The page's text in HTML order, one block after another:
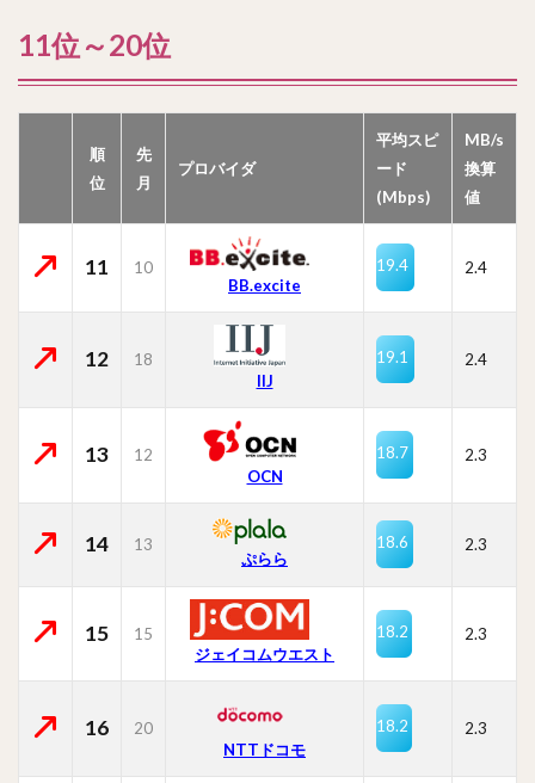
11位～20位
順
位
先
月
プロバイダ
平均スピ
ード
(Mbps)
MB/s
換算
値
11
10
BB.excite
19.4 2.4
12
18
IIJ
19.1 2.4
13
12
OCN
18.7 2.3
14 13
ぷらら
18.6 2.3
15
15
ジェイコムウエスト
18.2 2.3
16
20
NTTドコモ
18.2 2.3